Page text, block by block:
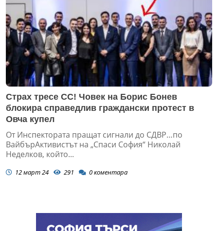
Страх тресе СС! Човек на Борис Бонев
блокира справедлив граждански протест в
Овча купел
От Инспектората пращат сигнали до СДВР…по
ВайбърАктивистът на „Спаси София“ Николай
Неделков, който...
12 март 24 291 0коментара